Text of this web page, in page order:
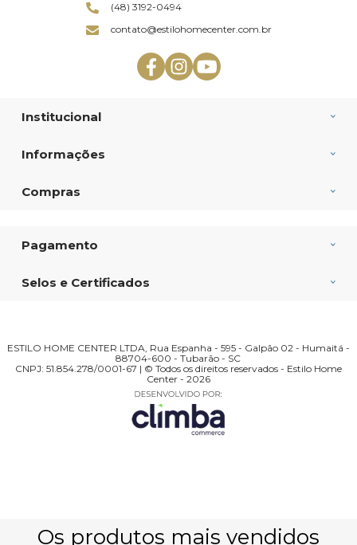
Institucional
Informações
Compras
(48) 3192-0494
contato@estilohomecenter.com.br
Pagamento
Selos e Certificados
ESTILO HOME CENTER LTDA, Rua Espanha - 595 - Galpão 02 - Humaitá -
88704-600 - Tubarão - SC
CNPJ: 51.854.278/0001-67 | © Todos os direitos reservados - Estilo Home
Center - 2026